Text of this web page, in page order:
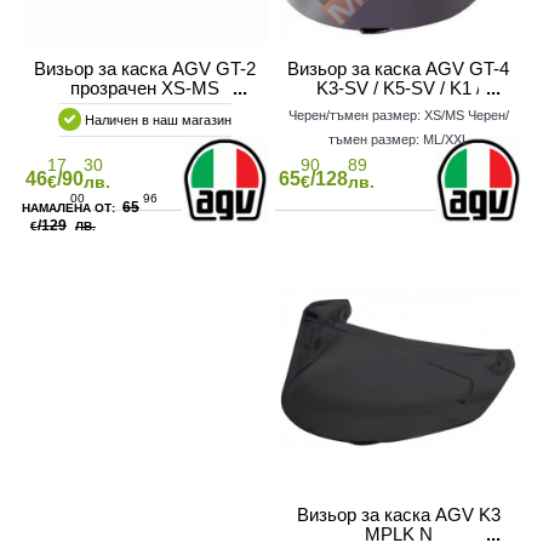
МОТО РАДИАТОРИ
СИГУРНОСТ
РЪКАВИЦИ MTB/ВЕЛО
Визьор за каска AGV GT-2
прозрачен XS-MS
Наличен в наш магазин
46
17
€/90
30
лв.
65
96
€/129
00
ЛВ.
Визьор за каска AGV GT-4
K3-SV / K5-SV / K1 /
STEALTH SV
Черен/тъмен размер: XS/MS Черен/
тъмен размер: ML/XXL
65
90
€/128
89
лв.
Визьор за каска AGV K3
MPLK N